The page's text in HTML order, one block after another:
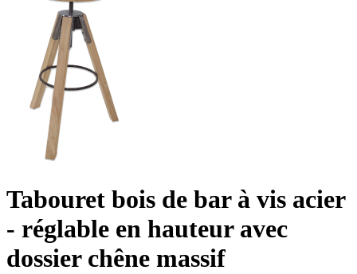
Tabouret bois de bar à vis acier
- réglable en hauteur avec
dossier chêne massif